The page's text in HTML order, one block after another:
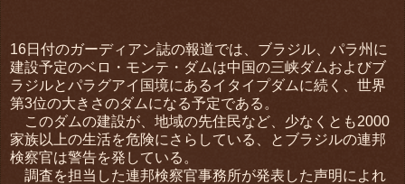
16日付のガーディアン誌の報道では、ブラジル、パラ州に
建設予定のベロ・モンテ・ダムは中国の三峡ダムおよびブ
ラジルとパラグアイ国境にあるイタイプダムに続く、世界
第3位の大きさのダムになる予定である。
このダムの建設が、地域の先住民など、少なくとも2000
家族以上の生活を危険にさらしている、とブラジルの連邦
検察官は警告を発している。
調査を担当した連邦検察官事務所が発表した声明によれ